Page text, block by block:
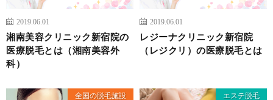
2019.06.01
湘南美容クリニック新宿院の
医療脱毛とは（湘南美容外
科）
2019.06.01
レジーナクリニック新宿院
（レジクリ）の医療脱毛とは
全国の脱毛施設 エステ脱毛